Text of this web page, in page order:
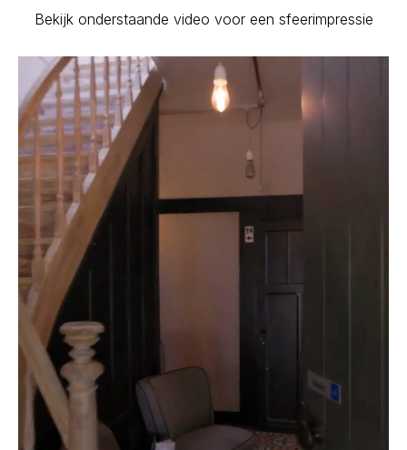
Bekijk onderstaande video voor een sfeerimpressie